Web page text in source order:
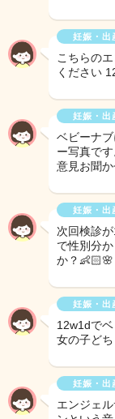
妊娠・出
こちらの
ください
妊娠・出
ベビーナ
ー写真で
意見お聞
妊娠・出
次回検診
で性別分
か？👶🏻🌸
妊娠・出
12w1dで
女の子ど
妊娠・出
エンジェ